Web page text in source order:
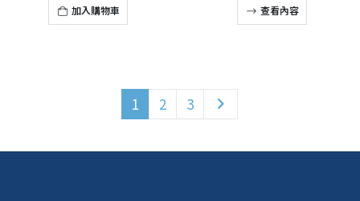
加入購物車 查看內容
1 2 3